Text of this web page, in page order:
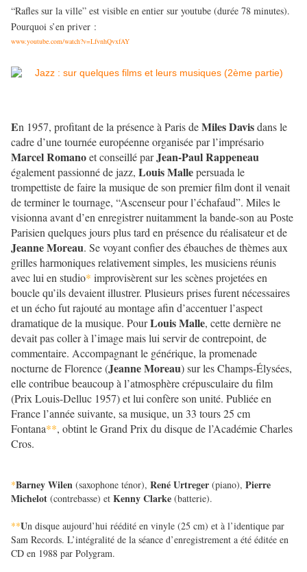
“Rafles sur la ville” est visible en entier sur youtube (durée 78 minutes).
Pourquoi s’en priver :
www.youtube.com/watch?v=LfvnhQvxfAY
En 1957, profitant de la présence à Paris deMiles Davisdans le
cadre d’une tournée européenne organisée par l’imprésario
Marcel Romanoet conseillé parJean-Paul Rappeneau
également passionné de jazz, Louis Mallepersuada le
trompettiste de faire la musique de son premier film dont il venait
de terminer le tournage, “Ascenseur pour l’échafaud”. Miles le
visionna avant d’en enregistrer nuitamment la bande-son au Poste
Parisien quelques jours plus tard en présence du réalisateur et de
Jeanne Moreau. Se voyant confier des ébauches de thèmes aux
grilles harmoniques relativement simples, les musiciens réunis
avec lui en studio* improvisèrent sur les scènes projetées en
boucle qu’ils devaient illustrer. Plusieurs prises furent nécessaires
et un écho fut rajouté au montage afin d’accentuer l’aspect
dramatique de la musique. PourLouis Malle, cette dernière ne
devait pas coller à l’image mais lui servir de contrepoint, de
commentaire. Accompagnant le générique, la promenade
nocturne de Florence (Jeanne Moreau) sur les Champs-Élysées,
elle contribue beaucoup à l’atmosphère crépusculaire du film
(Prix Louis-Delluc 1957) et lui confère son unité. Publiée en
France l’année suivante, sa musique, un 33 tours 25 cm
Fontana**, obtint le Grand Prix du disque de l’Académie Charles
Cros.
*Barney Wilen (saxophone ténor), René Urtreger (piano), Pierre
Michelot (contrebasse) et Kenny Clarke (batterie).
**Un disque aujourd’hui réédité en vinyle (25 cm) et à l’identique par
Sam Records. L’intégralité de la séance d’enregistrement a été éditée en
CD en 1988 par Polygram.